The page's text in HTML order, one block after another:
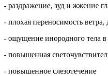
- раздражение, зуд и жжение
- плохая переносимость
- ощущение инородного тела в
- повышенная
- повышенное слезотечение